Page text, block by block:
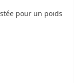
pour un poids